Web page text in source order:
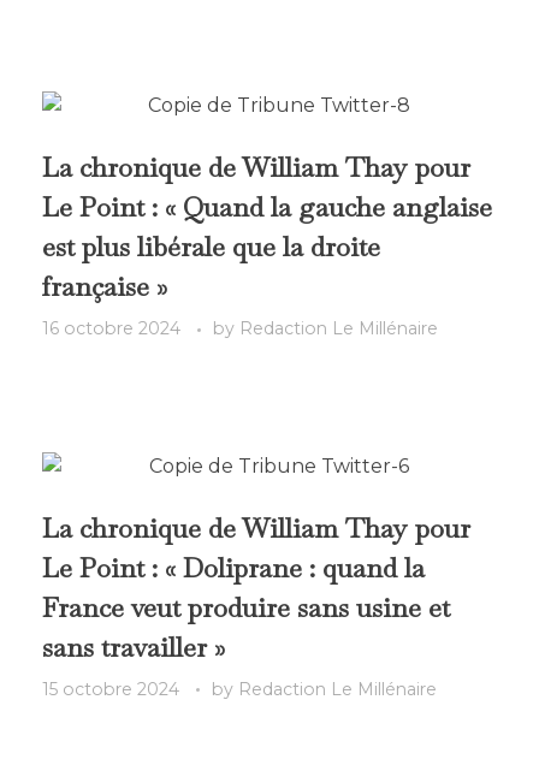
La chronique de William Thay pour
Le Point : « Quand la gauche anglaise
est plus libérale que la droite
française »
16 octobre 2024 by Redaction Le Millénaire
La chronique de William Thay pour
Le Point : « Doliprane : quand la
France veut produire sans usine et
sans travailler »
15 octobre 2024 by Redaction Le Millénaire